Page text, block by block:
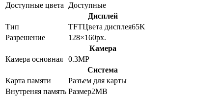
Доступные цвета
Доступные
Дисплей
Тип
TFTЦвета дисплея65K
Разрешение
128×160px.
Камера
Камера основная
0.3MP
Система
Карта памяти
Разъем для карты
Внутреняя память Размер2MB